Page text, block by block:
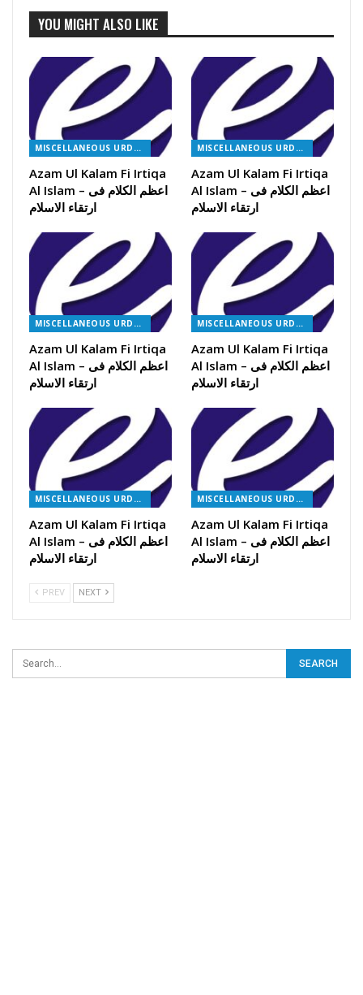
YOU MIGHT ALSO LIKE
MISCELLANEOUS URDU BOOKS
Azam Ul Kalam Fi Irtiqa
Al Islam – اعظم الکلام فی
ارتقاء الاسلام
MISCELLANEOUS URDU BOOKS
Azam Ul Kalam Fi Irtiqa
Al Islam – اعظم الکلام فی
ارتقاء الاسلام
MISCELLANEOUS URDU BOOKS
Azam Ul Kalam Fi Irtiqa
Al Islam – اعظم الکلام فی
ارتقاء الاسلام
MISCELLANEOUS URDU BOOKS
Azam Ul Kalam Fi Irtiqa
Al Islam – اعظم الکلام فی
ارتقاء الاسلام
MISCELLANEOUS URDU BOOKS
Azam Ul Kalam Fi Irtiqa
Al Islam – اعظم الکلام فی
ارتقاء الاسلام
MISCELLANEOUS URDU BOOKS
Azam Ul Kalam Fi Irtiqa
Al Islam – اعظم الکلام فی
ارتقاء الاسلام
PREV NEXT